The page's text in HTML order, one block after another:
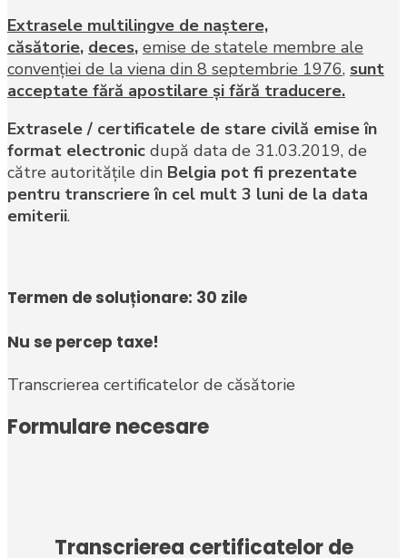
Extrasele multilingve de naştere,
căsătorie, deces, emise de statele membre ale
convenţiei de la viena din 8 septembrie 1976, sunt
acceptate fără apostilare şi fără traducere.
Extrasele / certificatele de stare civilă emise în
format electronic după data de 31.03.2019, de
către autorităţile din Belgia pot fi prezentate
pentru transcriere în cel mult 3 luni de la data
emiterii.
Termen de soluționare: 30 zile
Nu se percep taxe!
Transcrierea certificatelor de căsătorie
Formulare necesare
Transcrierea certificatelor de